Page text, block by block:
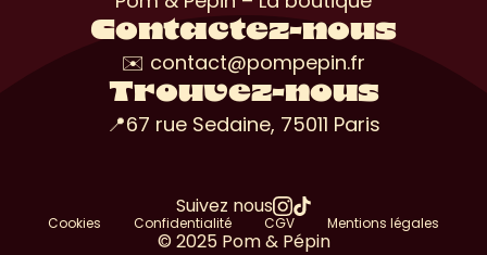
Contactez-nous
✉️ contact@pompepin.fr
Trouvez-nous
📍67 rue Sedaine, 75011 Paris
Suivez nous
Cookies Confidentialité CGV Mentions légales
© 2025 Pom & Pépin